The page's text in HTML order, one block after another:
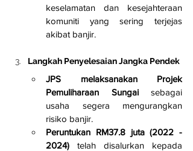
keselamatan dan kesejahteraan
komuniti yang sering terjejas
akibat banjir.
Langkah Penyelesaian Jangka Pendek
JPS melaksanakan Projek
Pemuliharaan Sungai sebagai
usaha segera mengurangkan
risiko banjir.
Peruntukan RM37.8 juta (2022 -
2024) telah disalurkan kepada